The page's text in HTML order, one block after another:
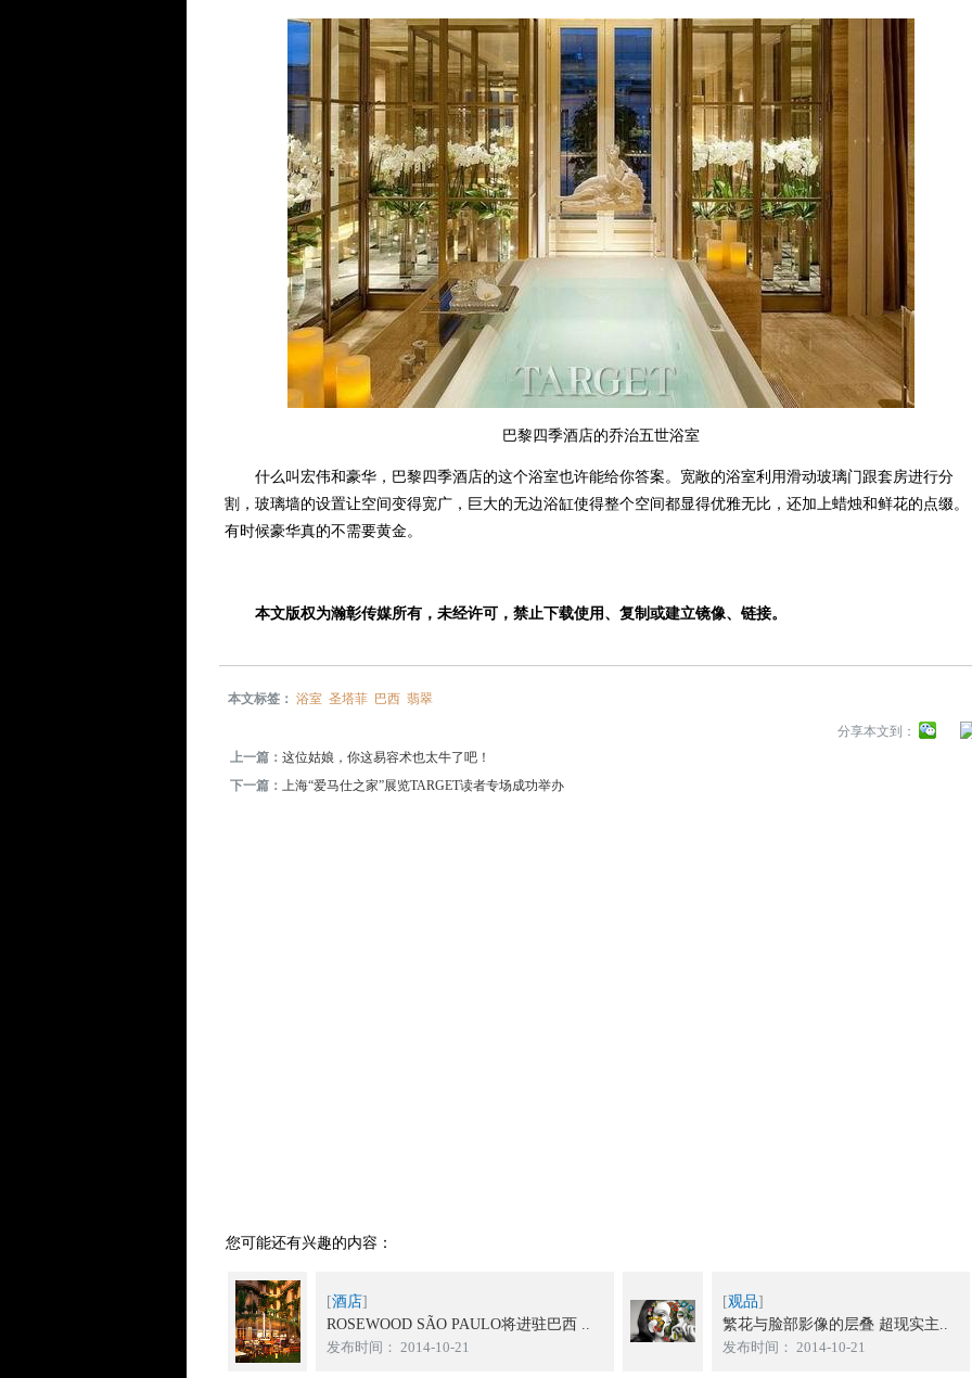
巴黎四季酒店的乔治五世浴室
什么叫宏伟和豪华，巴黎四季酒店的这个浴室也许能给你答案。宽敞的浴室利用滑动玻璃门跟套房进行分
割，玻璃墙的设置让空间变得宽广，巨大的无边浴缸使得整个空间都显得优雅无比，还加上蜡烛和鲜花的点缀。
有时候豪华真的不需要黄金。
本文版权为瀚彰传媒所有，未经许可，禁止下载使用、复制或建立镜像、链接。
本文标签：浴室 圣塔菲 巴西 翡翠
分享本文到：
上一篇：这位姑娘，你这易容术也太牛了吧！
下一篇：上海“爱马仕之家”展览TARGET读者专场成功举办
您可能还有兴趣的内容：
[酒店]
ROSEWOOD SÃO PAULO将进驻巴西 ..
发布时间： 2014-10-21
[观品]
繁花与脸部影像的层叠 超现实主..
发布时间： 2014-10-21